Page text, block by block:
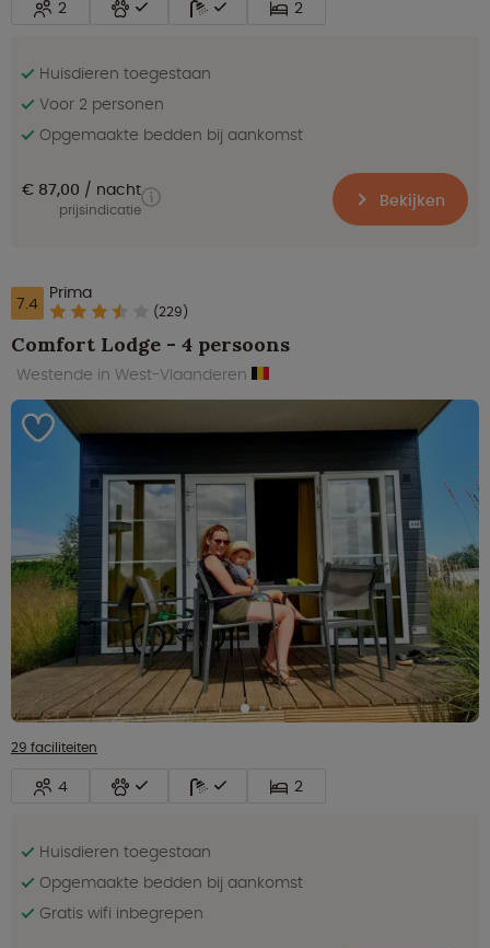
2 2
Huisdieren toegestaan
Voor 2 personen
Opgemaakte bedden bij aankomst
€ 87,00 nacht
prijsindicatie Bekijken
7.4 Prima
(229)
Comfort Lodge - 4 persoons
Westende in West-Vlaanderen
29 faciliteiten
4 2
Huisdieren toegestaan
Opgemaakte bedden bij aankomst
Gratis wifi inbegrepen